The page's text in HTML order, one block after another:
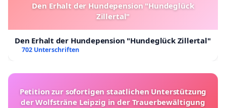
Den Erhalt der Hundepension "Hundeglück
Zillertal"
Den Erhalt der Hundepension "Hundeglück Zillertal"
702 Unterschriften
Petition zur sofortigen staatlichen Unterstützung
der Wolfsträne Leipzig in der Trauerbewältigung